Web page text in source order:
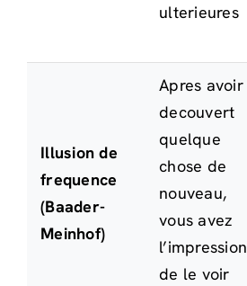
ulterieures
Illusion de
frequence
(Baader-
Meinhof)
Apres avoir
decouvert
quelque
chose de
nouveau,
vous avez
l’impression
de le voir